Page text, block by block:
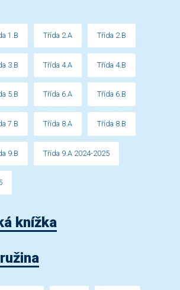
1.B Třída 2.A Třída 2.B
3.B Třída 4.A Třída 4.B
5.B Třída 6.A Třída 6.B
7.B Třída 8.A Třída 8.B
9.B Třída 9.A 2024-2025
knížka